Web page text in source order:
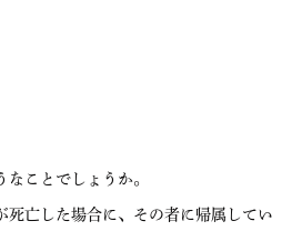
ことでしょうか。
亡した場合に、その者に帰属してい